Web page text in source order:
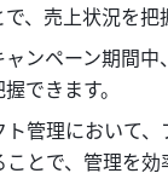
、売上状況を把
ンペーン期間
できます。
管理において
とで、管理を効